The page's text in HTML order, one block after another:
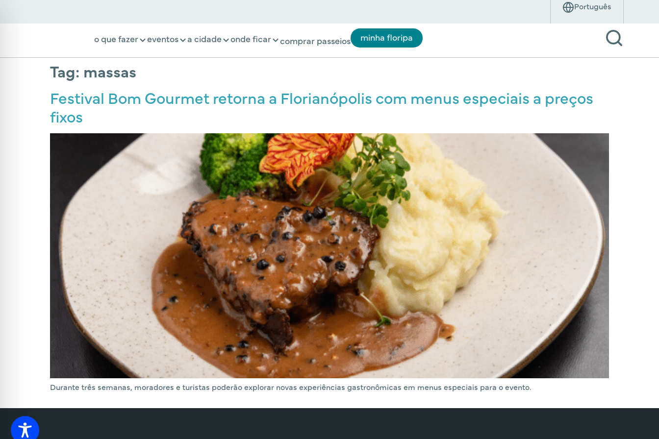
o que fazer eventos a cidade onde ficar comprar passeios minha floripa
Tag: massas
Festival Bom Gourmet retorna a Florianópolis com menus especiais a preços
fixos
Durante três semanas, moradores e turistas poderão explorar novas experiências gastronômicas em menus especiais para o evento.